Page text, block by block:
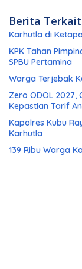
Berita Terkait
Karhutla di
KPK Tahan
SPBU Pertamina
Warga Terjebak
Zero ODOL
Kepastian Tarif
Kapolres Kubu
Karhutla
139 Ribu Warga